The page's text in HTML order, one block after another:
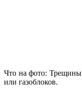
Что на фото:
или газоблоков.